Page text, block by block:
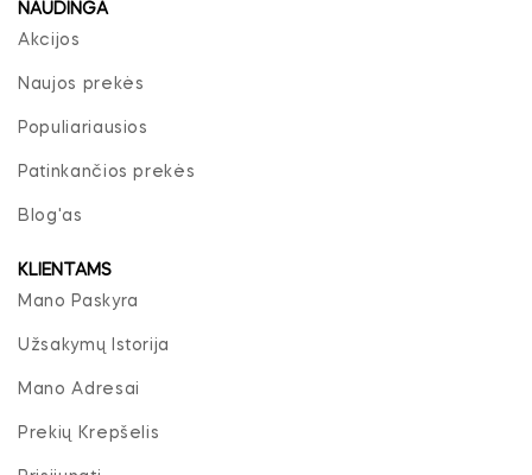
NAUDINGA
Akcijos
Naujos prekės
Populiariausios
Patinkančios prekės
Blog'as
KLIENTAMS
Mano Paskyra
Užsakymų Istorija
Mano Adresai
Prekių Krepšelis